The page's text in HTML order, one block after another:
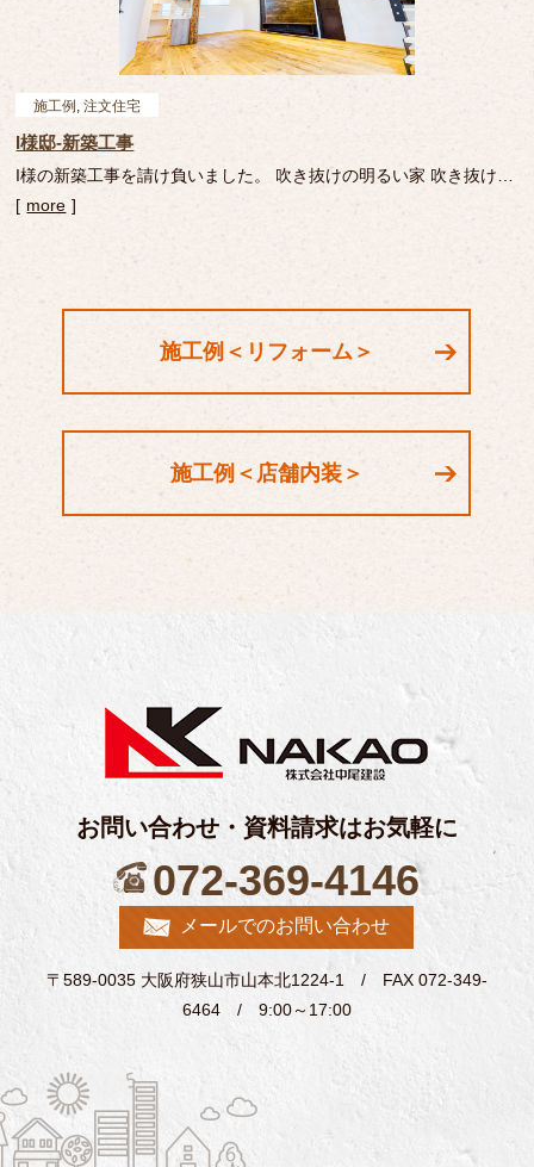
施工例 ,注文住宅
I様邸-新築工事
I様の新築工事を請け負いました。 吹き抜けの明るい家 吹き抜けに
することで明るいリビングになりました。 立派な梁が印象に残る
家となりました。 家事室 広い家事室を設けることで家事のしやす
more
施工例＜リフォーム＞
施工例＜店舗内装＞
お問い合わせ・資料請求はお気軽に
072-369-4146
メールでのお問い合わせ
〒589-0035 大阪府狭山市山本北1224-1 / FAX 072-349-
6464 / 9:00～17:00